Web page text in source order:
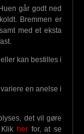
går godt ned
Bremmen er
med et eksta
kan bestilles i
en anelse i
det vil gøre
her for, at se